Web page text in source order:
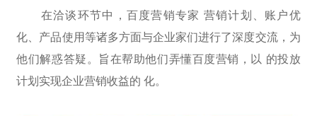
在洽谈环节中，百度营销专家 营销计划、账户优
化、产品使用等诸多方面与企业家们进行了深度交流，为
他们解惑答疑。旨在帮助他们弄懂百度营销，以 的投放
计划实现企业营销收益的 化。